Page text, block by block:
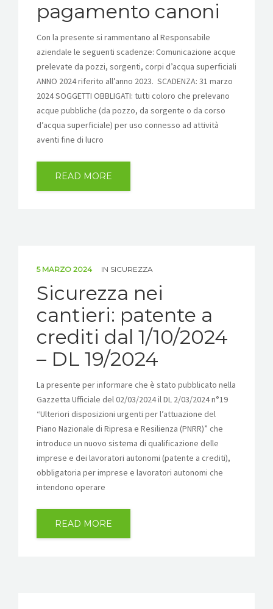
pagamento canoni
Con la presente si rammentano al Responsabile
aziendale le seguenti scadenze: Comunicazione acque
prelevate da pozzi, sorgenti, corpi d’acqua superficiali
ANNO 2024 riferito all’anno 2023. SCADENZA: 31 marzo
2024 SOGGETTI OBBLIGATI: tutti coloro che prelevano
acque pubbliche (da pozzo, da sorgente o da corso
d’acqua superficiale) per uso connesso ad attività
aventi fine di lucro
READ MORE
5 MARZO 2024 IN SICUREZZA
Sicurezza nei
cantieri: patente a
crediti dal 1/10/2024
– DL 19/2024
La presente per informare che è stato pubblicato nella
Gazzetta Ufficiale del 02/03/2024 il DL 2/03/2024 n°19
“Ulteriori disposizioni urgenti per l’attuazione del
Piano Nazionale di Ripresa e Resilienza (PNRR)” che
introduce un nuovo sistema di qualificazione delle
imprese e dei lavoratori autonomi (patente a crediti),
obbligatoria per imprese e lavoratori autonomi che
intendono operare
READ MORE